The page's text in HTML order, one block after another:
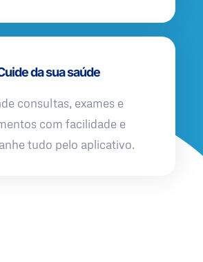
da sua saúde
consultas, exames e
com facilidade e
tudo pelo aplicativo.